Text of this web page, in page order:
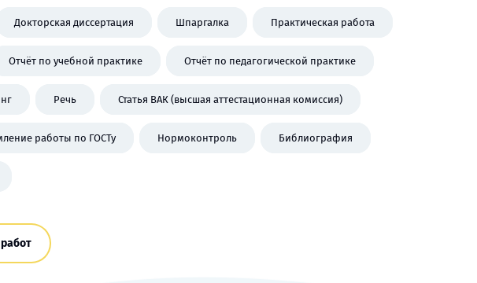
Докторская диссертация Шпаргалка Практическая работа
Отчёт по учебной практике Отчёт по педагогической практике
Речь Статья ВАК (высшая аттестационная комиссия)
работы по ГОСТу Нормоконтроль Библиография